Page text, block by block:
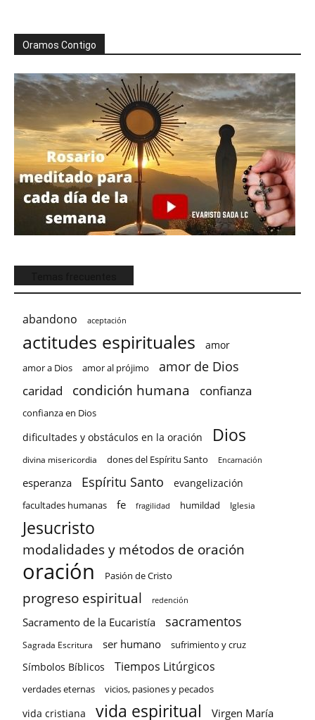
Oramos Contigo
abandono aceptación
actitudes espirituales amor
amor a Dios amor al prójimo amor de Dios
caridad condición humana confianza
confianza en Dios
dificultades y obstáculos en la oración Dios
divina misericordia dones del Espíritu Santo Encarnación
esperanza Espíritu Santo evangelización
facultades humanas fe fragilidad humildad Iglesia
Jesucristo
modalidades y métodos de oración
oración Pasión de Cristo
progreso espiritual redención
Sacramento de la Eucaristía sacramentos
Sagrada Escritura ser humano sufrimiento y cruz
Símbolos Bíblicos Tiempos Litúrgicos
verdades eternas vicios, pasiones y pecados
vida cristiana vida espiritual Virgen María